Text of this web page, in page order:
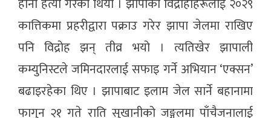
कात्तिकमा प्रहरीद्वारा पक्राउ गरेर झापा जेलमा राखिए
पनि विद्रोह झन् तीव्र भयो । त्यतिखेर झापाली
कम्युनिस्टले जमिनदारलाई सफाइ गर्ने अभियान ‘एक्सन’
बढाइरहेका थिए । झापाबाट इलाम जेल सार्ने बहानामा
फागुन २१ गते राति सुखानीको जङ्गलमा पाँचैजनालाई